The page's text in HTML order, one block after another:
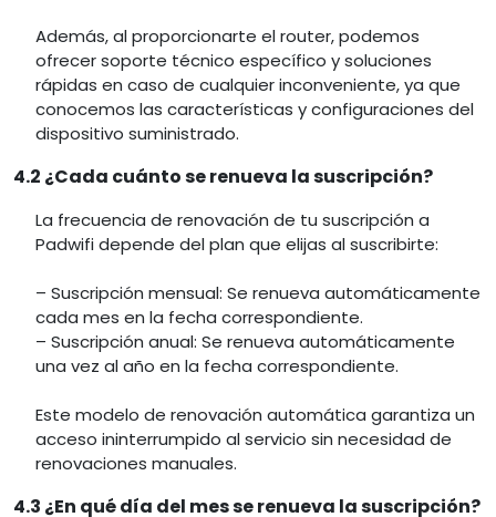
Además, al proporcionarte el router, podemos
ofrecer soporte técnico específico y soluciones
rápidas en caso de cualquier inconveniente, ya que
conocemos las características y configuraciones del
dispositivo suministrado.
4.2 ¿Cada cuánto se renueva la suscripción?
La frecuencia de renovación de tu suscripción a
Padwifi depende del plan que elijas al suscribirte:
– Suscripción mensual: Se renueva automáticamente
cada mes en la fecha correspondiente.
– Suscripción anual: Se renueva automáticamente
una vez al año en la fecha correspondiente.
Este modelo de renovación automática garantiza un
acceso ininterrumpido al servicio sin necesidad de
renovaciones manuales.
4.3 ¿En qué día del mes se renueva la suscripción?